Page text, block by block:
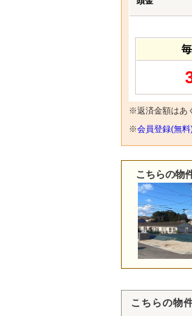
※返済金額はあ
※会員登録(無料
こちらの物
こちらの物